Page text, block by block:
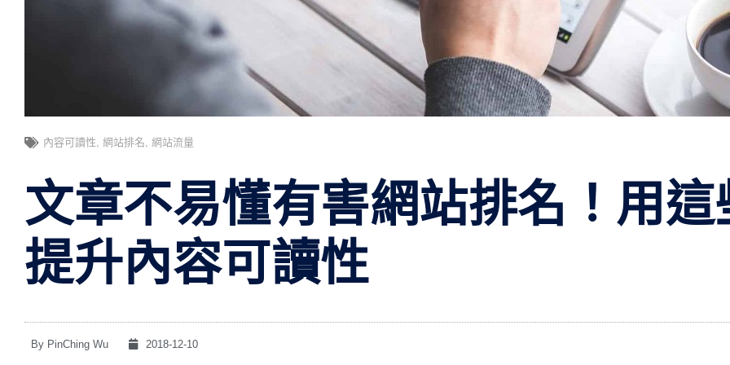
內容可讀性, 網站排名, 網站流量
文章不易懂有害網站排名！用這
提升內容可讀性
By PinChing Wu 2018-12-10